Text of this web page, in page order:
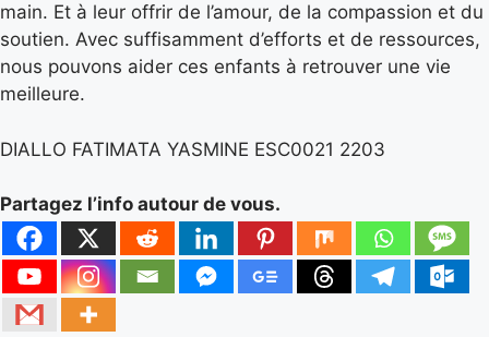
main. Et à leur offrir de l’amour, de la compassion et du
soutien. Avec suffisamment d’efforts et de ressources,
nous pouvons aider ces enfants à retrouver une vie
meilleure.
DIALLO FATIMATA YASMINE ESC0021 2203
Partagez l’info autour de vous.